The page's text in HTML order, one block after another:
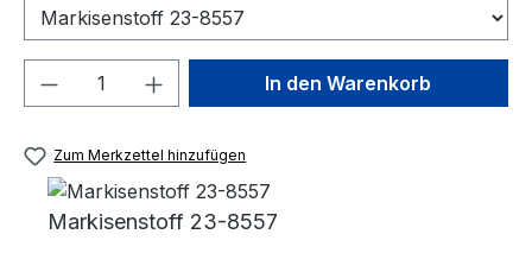
Produkt Anzahl: Gib denIn den Warenkorb
Zum Merkzettel hinzufügen
Markisenstoff 23-8557